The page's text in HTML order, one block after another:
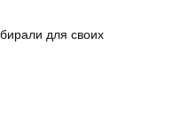
для своих